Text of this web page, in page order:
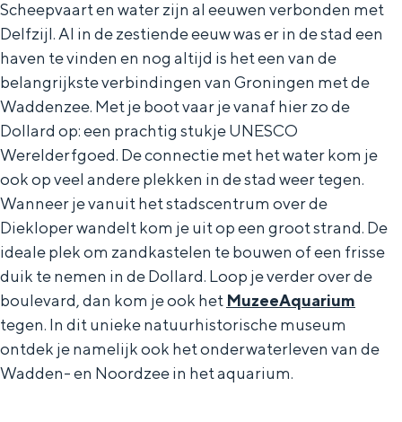
Met kinderen
Theater, muziek en musea
REISIDEEËN
Een week in Stad en Ommeland
Een dag op pad in Groningen stad
Dagtripjes zonder auto
Scheepvaart en water zijn al eeuwen verbonden met
Delfzijl. Al in de zestiende eeuw was er in de stad een
haven te vinden en nog altijd is het een van de
belangrijkste verbindingen van Groningen met de
Waddenzee. Met je boot vaar je vanaf hier zo de
Dollard op: een prachtig stukje UNESCO
Werelderfgoed. De connectie met het water kom je
ook op veel andere plekken in de stad weer tegen.
Wanneer je vanuit het stadscentrum over de
Diekloper wandelt kom je uit op een groot strand. De
ideale plek om zandkastelen te bouwen of een frisse
duik te nemen in de Dollard. Loop je verder over de
boulevard, dan kom je ook het MuzeeAquarium
tegen. In dit unieke natuurhistorische museum
ontdek je namelijk ook het onderwaterleven van de
Wadden- en Noordzee in het aquarium.